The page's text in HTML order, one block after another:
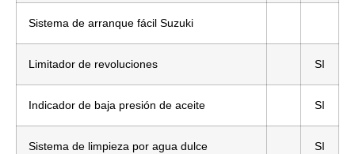
Sistema de arranque fácil Suzuki
Limitador de revoluciones SI
Indicador de baja presión de aceite SI
Sistema de limpieza por agua dulce SI